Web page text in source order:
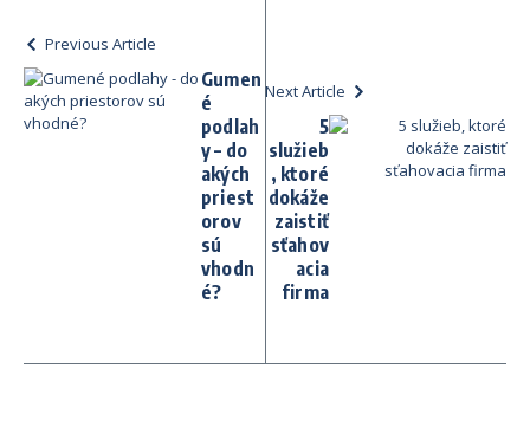
Previous Article
Gumen
é
podlah
y – do
akých
priest
orov
sú
vhodn
é?
Next Article
5
služieb
, ktoré
dokáže
zaistiť
sťahov
acia
firma